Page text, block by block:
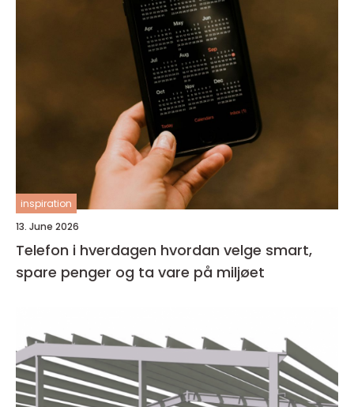
inspiration
13. June 2026
Telefon i hverdagen hvordan velge smart,
spare penger og ta vare på miljøet